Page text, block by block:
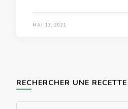
MAI 13, 2021
RECHERCHER UNE RECETTE